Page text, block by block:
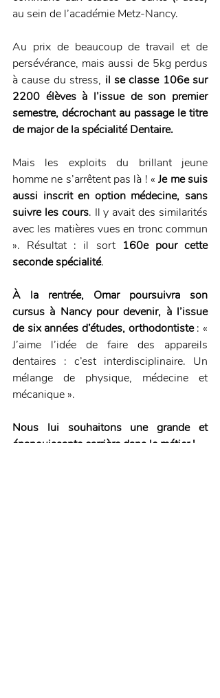
au sein de l’académie Metz-Nancy.
Au prix de beaucoup de travail et de
persévérance, mais aussi de 5kg perdus
à cause du stress, il se classe 106e sur
2200 élèves à l’issue de son premier
semestre, décrochant au passage le titre
de major de la spécialité Dentaire.
Mais les exploits du brillant jeune
homme ne s’arrêtent pas là ! « Je me suis
aussi inscrit en option médecine, sans
suivre les cours. Il y avait des similarités
avec les matières vues en tronc commun
». Résultat : il sort 160e pour cette
seconde spécialité.
À la rentrée, Omar poursuivra son
cursus à Nancy pour devenir, à l’issue
de six années d’études, orthodontiste : «
J’aime l’idée de faire des appareils
dentaires : c’est interdisciplinaire. Un
mélange de physique, médecine et
mécanique ».
Nous lui souhaitons une grande et
épanouissante carrière dans le métier !